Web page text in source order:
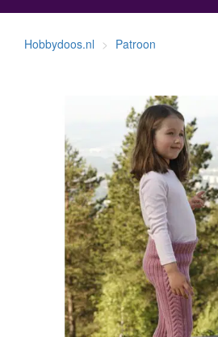
Hobbydoos.nl Patroon